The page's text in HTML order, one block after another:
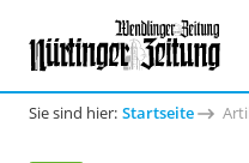
Sie sind hier: Startseite